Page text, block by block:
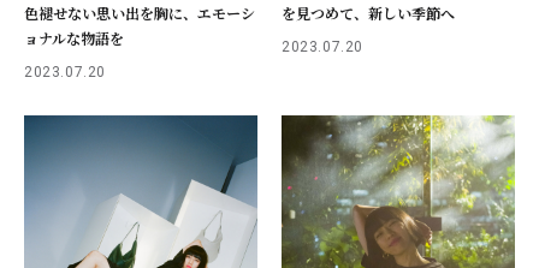
色褪せない思い出を胸に、エモーシ
ョナルな物語を
2023.07.20
を見つめて、新しい季節へ
2023.07.20